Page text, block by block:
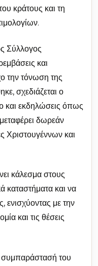
κράτους και τη
Σύλλογος
και
την τόνωση της
σχεδιάζεται ο
και εκδηλώσεις όπως
δωρεάν
Χριστουγέννων και
κάλεσμα στους
καταστήματα και να
ενισχύοντας με την
και τις θέσεις
του